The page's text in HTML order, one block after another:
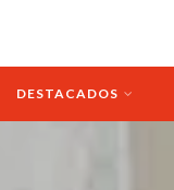
DESTACADOS